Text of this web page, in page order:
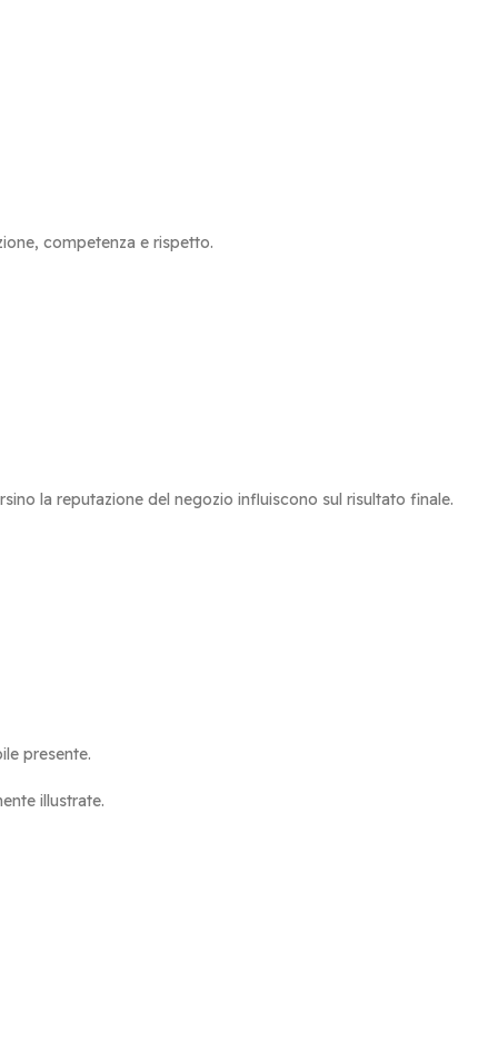
competenza e rispetto.
la reputazione del negozio influiscono sul risultato finale.
presente.
illustrate.